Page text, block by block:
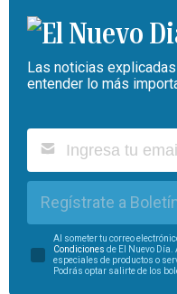
Las noticias
entender lo más
Regístrate a
Al someter tu correo
Condiciones de El Nuevo
especiales de productos o
Podrás optar salirte de los